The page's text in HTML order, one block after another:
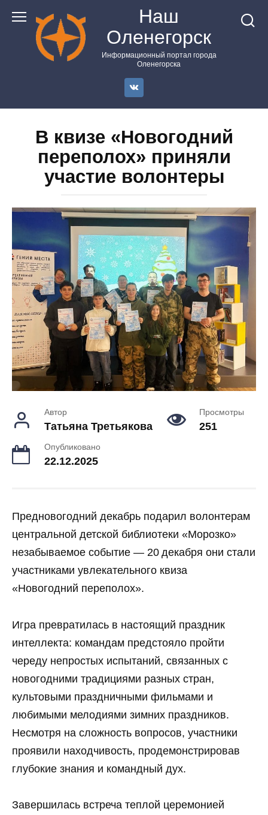
контенту
Наш
Оленегорск
Информационный портал города
Оленегорска
В квизе «Новогодний
переполох» приняли
участие волонтеры
Автор
Татьяна Третьякова
Просмотры
251
Опубликовано
22.12.2025
Предновогодний декабрь подарил волонтерам
центральной детской библиотеки «Морозко»
незабываемое событие — 20 декабря они стали
участниками увлекательного квиза
«Новогодний переполох».
Игра превратилась в настоящий праздник
интеллекта: командам предстояло пройти
череду непростых испытаний, связанных с
новогодними традициями разных стран,
культовыми праздничными фильмами и
любимыми мелодиями зимних праздников.
Несмотря на сложность вопросов, участники
проявили находчивость, продемонстрировав
глубокие знания и командный дух.
Завершилась встреча теплой церемонией